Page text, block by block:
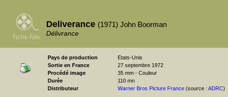
Deliverance (1971) John Boorman
Délivrance
Pays de production
Etats-Unis
Sortie en France
27 septembre 1972
Procédé image
35 mm - Couleur
Durée
110 mn
Distributeur
Warner Bros Picture France (source : ADRC)